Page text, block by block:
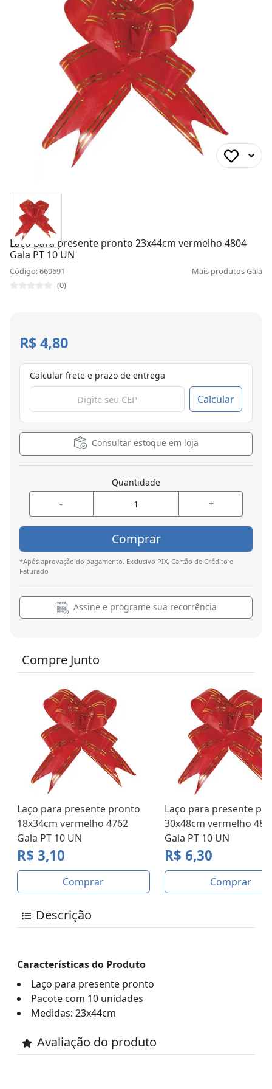
Laço para presente pronto 23x44cm vermelho 4804
Gala PT 10 UN
Código: 669691 Mais produtosGala
(0)
R$ 4,80
Calcular frete e prazo de entrega
Calcular
Consultar estoque em loja
Quantidade
- +
Comprar
*Após aprovação do pagamento. Exclusivo PIX, Cartão de Crédito e
Faturado
Assine e programe sua recorrência
Compre Junto
Laço para presente pronto
18x34cm vermelho 4762
Gala PT 10 UN
R$ 3,10
Comprar
Laço para presente
30x48cm vermelho
Gala PT 10 UN
R$ 6,30
Comprar
Descrição
Características do Produto
Laço para presente pronto
Pacote com 10 unidades
Medidas: 23x44cm
Avaliação do produto